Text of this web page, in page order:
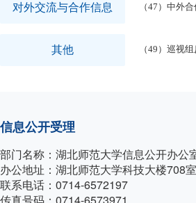
对外交流与合作信息 （47）中外
其他 （49）巡视
信息公开受理
部门名称：湖北师范大学信息公开办公
办公地址：湖北师范大学科技大楼708室
联系电话：0714-6572197
传真号码：0714-6573971